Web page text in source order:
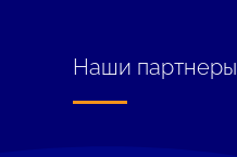
Наши партнеры